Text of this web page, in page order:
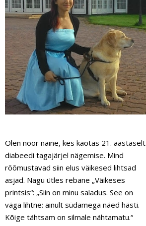
Olen noor naine, kes kaotas 21. aastaselt
diabeedi tagajärjel nägemise. Mind
rõõmustavad siin elus väikesed lihtsad
asjad. Nagu ütles rebane „Väikeses
printsis“: „Siin on minu saladus. See on
väga lihtne: ainult südamega näed hästi.
Kõige tähtsam on silmale nähtamatu.“